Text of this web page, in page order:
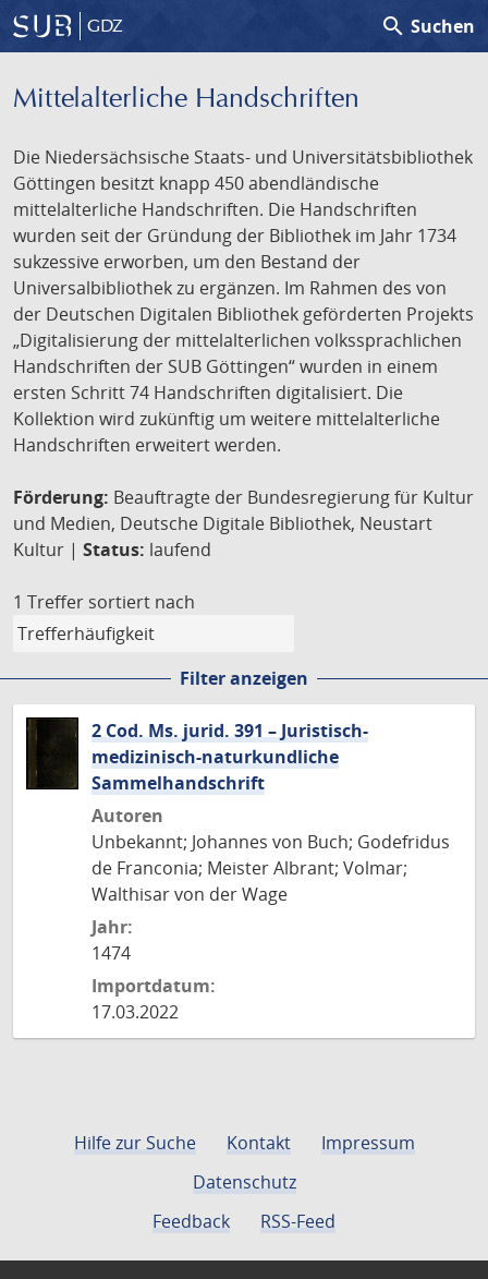
GDZ search Suchen
Mittelalterliche Handschriften
Die Niedersächsische Staats- und Universitätsbibliothek
Göttingen besitzt knapp 450 abendländische
mittelalterliche Handschriften. Die Handschriften
wurden seit der Gründung der Bibliothek im Jahr 1734
sukzessive erworben, um den Bestand der
Universalbibliothek zu ergänzen. Im Rahmen des von
der Deutschen Digitalen Bibliothek geförderten Projekts
„Digitalisierung der mittelalterlichen volkssprachlichen
Handschriften der SUB Göttingen“ wurden in einem
ersten Schritt 74 Handschriften digitalisiert. Die
Kollektion wird zukünftig um weitere mittelalterliche
Handschriften erweitert werden.
Förderung: Beauftragte der Bundesregierung für Kultur
und Medien, Deutsche Digitale Bibliothek, Neustart
Kultur | Status: laufend
1 Treffer sortiert nach
Filter anzeigen
2 Cod. Ms. jurid. 391 – Juristisch-
medizinisch-naturkundliche
Sammelhandschrift
Autoren
Unbekannt; Johannes von Buch; Godefridus
de Franconia; Meister Albrant; Volmar;
Walthisar von der Wage
Jahr:
1474
Importdatum:
17.03.2022
Hilfe zur Suche Kontakt
Impressum
Datenschutz
Feedback
RSS-Feed